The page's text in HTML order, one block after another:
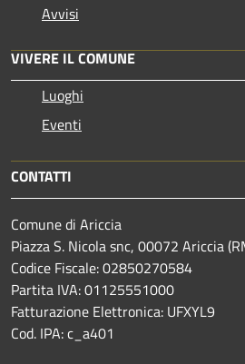
Avvisi
VIVERE IL COMUNE
Luoghi
Eventi
CONTATTI
Comune di Ariccia
Piazza S. Nicola snc, 00072 Ariccia
Codice Fiscale: 02850270584
Partita IVA: 01125551000
Fatturazione Elettronica: UFXYL9
Cod. IPA: c_a401